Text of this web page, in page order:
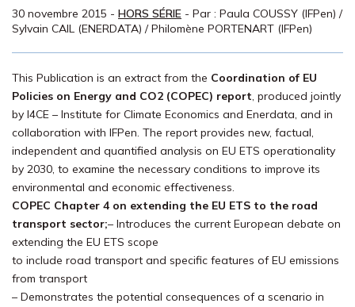
30 novembre 2015 - HORS SÉRIE - Par : Paula COUSSY (IFPen) /
Sylvain CAIL (ENERDATA) /Philomène PORTENART (IFPen)
This Publication is an extract from the Coordination of EU
Policies on Energy and CO2 (COPEC) report, produced jointly
by I4CE – Institute for Climate Economics and Enerdata, and in
collaboration with IFPen. The report provides new, factual,
independent and quantified analysis on EU ETS operationality
by 2030, to examine the necessary conditions to improve its
environmental and economic effectiveness.
COPEC Chapter 4 on extending the EU ETS to the road
transport sector;– Introduces the current European debate on
extending the EU ETS scope
to include road transport and specific features of EU emissions
from transport
– Demonstrates the potential consequences of a scenario in